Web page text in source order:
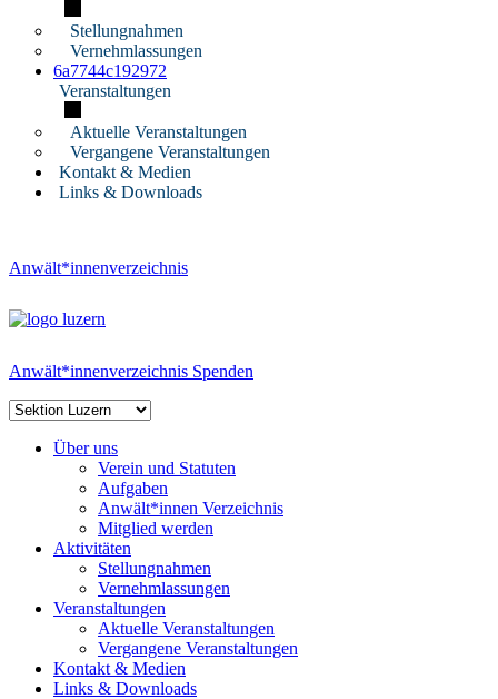
Stellungnahmen
Vernehmlassungen
6a7744c192972
Veranstaltungen
Aktuelle Veranstaltungen
Vergangene Veranstaltungen
Kontakt & Medien
Links & Downloads
Anwält*innenverzeichnis
Anwält*innenverzeichnis Spenden
Über uns
Verein und Statuten
Aufgaben
Anwält*innen Verzeichnis
Mitglied werden
Aktivitäten
Stellungnahmen
Vernehmlassungen
Veranstaltungen
Aktuelle Veranstaltungen
Vergangene Veranstaltungen
Kontakt & Medien
Links & Downloads